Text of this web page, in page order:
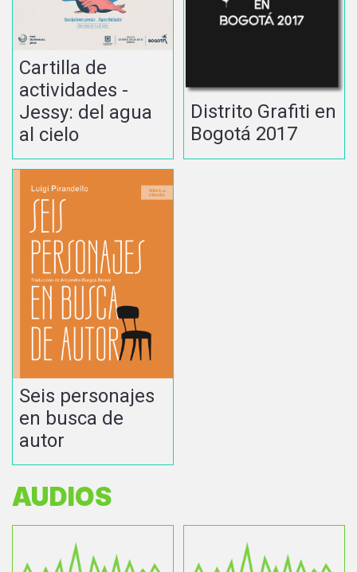
Cartilla de
actividades -
Jessy: del agua
al cielo
Distrito Grafiti en
Bogotá 2017
Seis personajes
en busca de
autor
AUDIOS